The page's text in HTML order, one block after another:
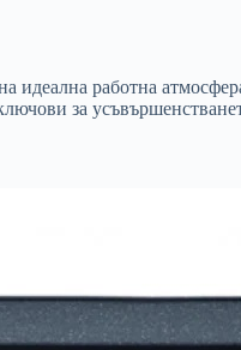
идеална работна
за